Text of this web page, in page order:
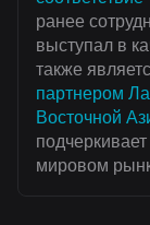
ранее
выступал в
также
партнером
Восточной
мировом